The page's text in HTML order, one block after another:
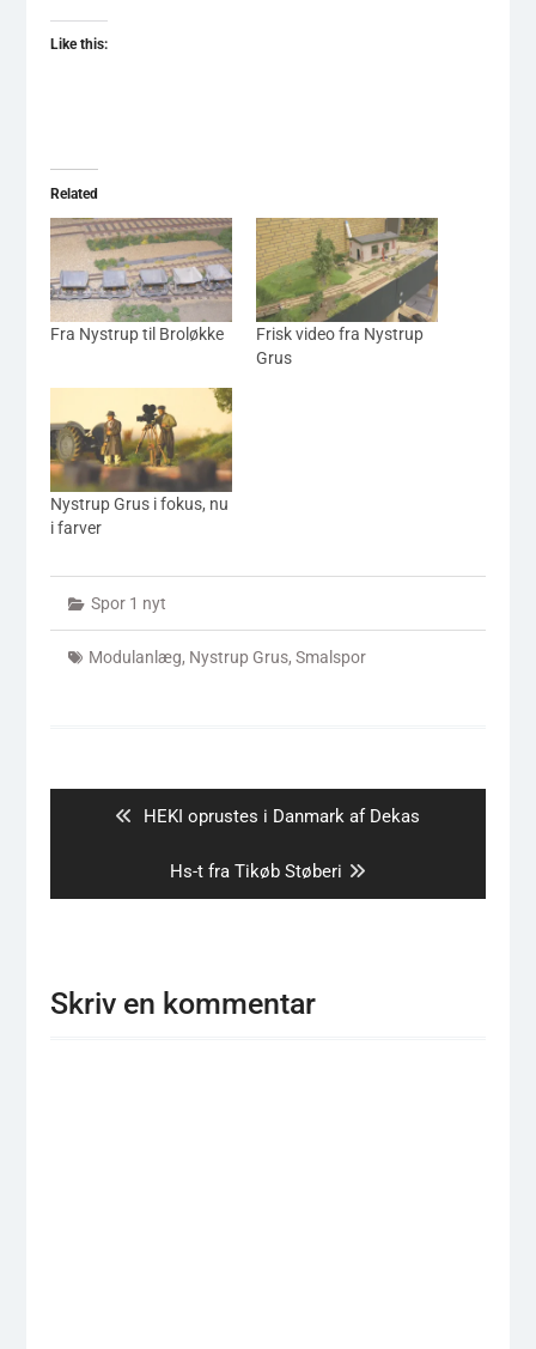
Like this:
Related
Fra Nystrup til Broløkke
Frisk video fra Nystrup
Grus
Nystrup Grus i fokus, nu
i farver
Spor 1 nyt
Modulanlæg, Nystrup Grus, Smalspor
Previous
HEKI oprustes i Danmark af Dekas
Next
post:
Hs-t fra Tikøb Støberi
Skriv en kommentar